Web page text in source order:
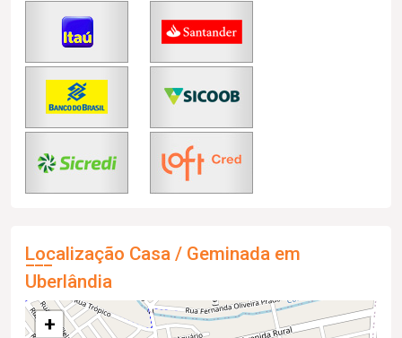
Localização Casa / Geminada em
Uberlândia
+